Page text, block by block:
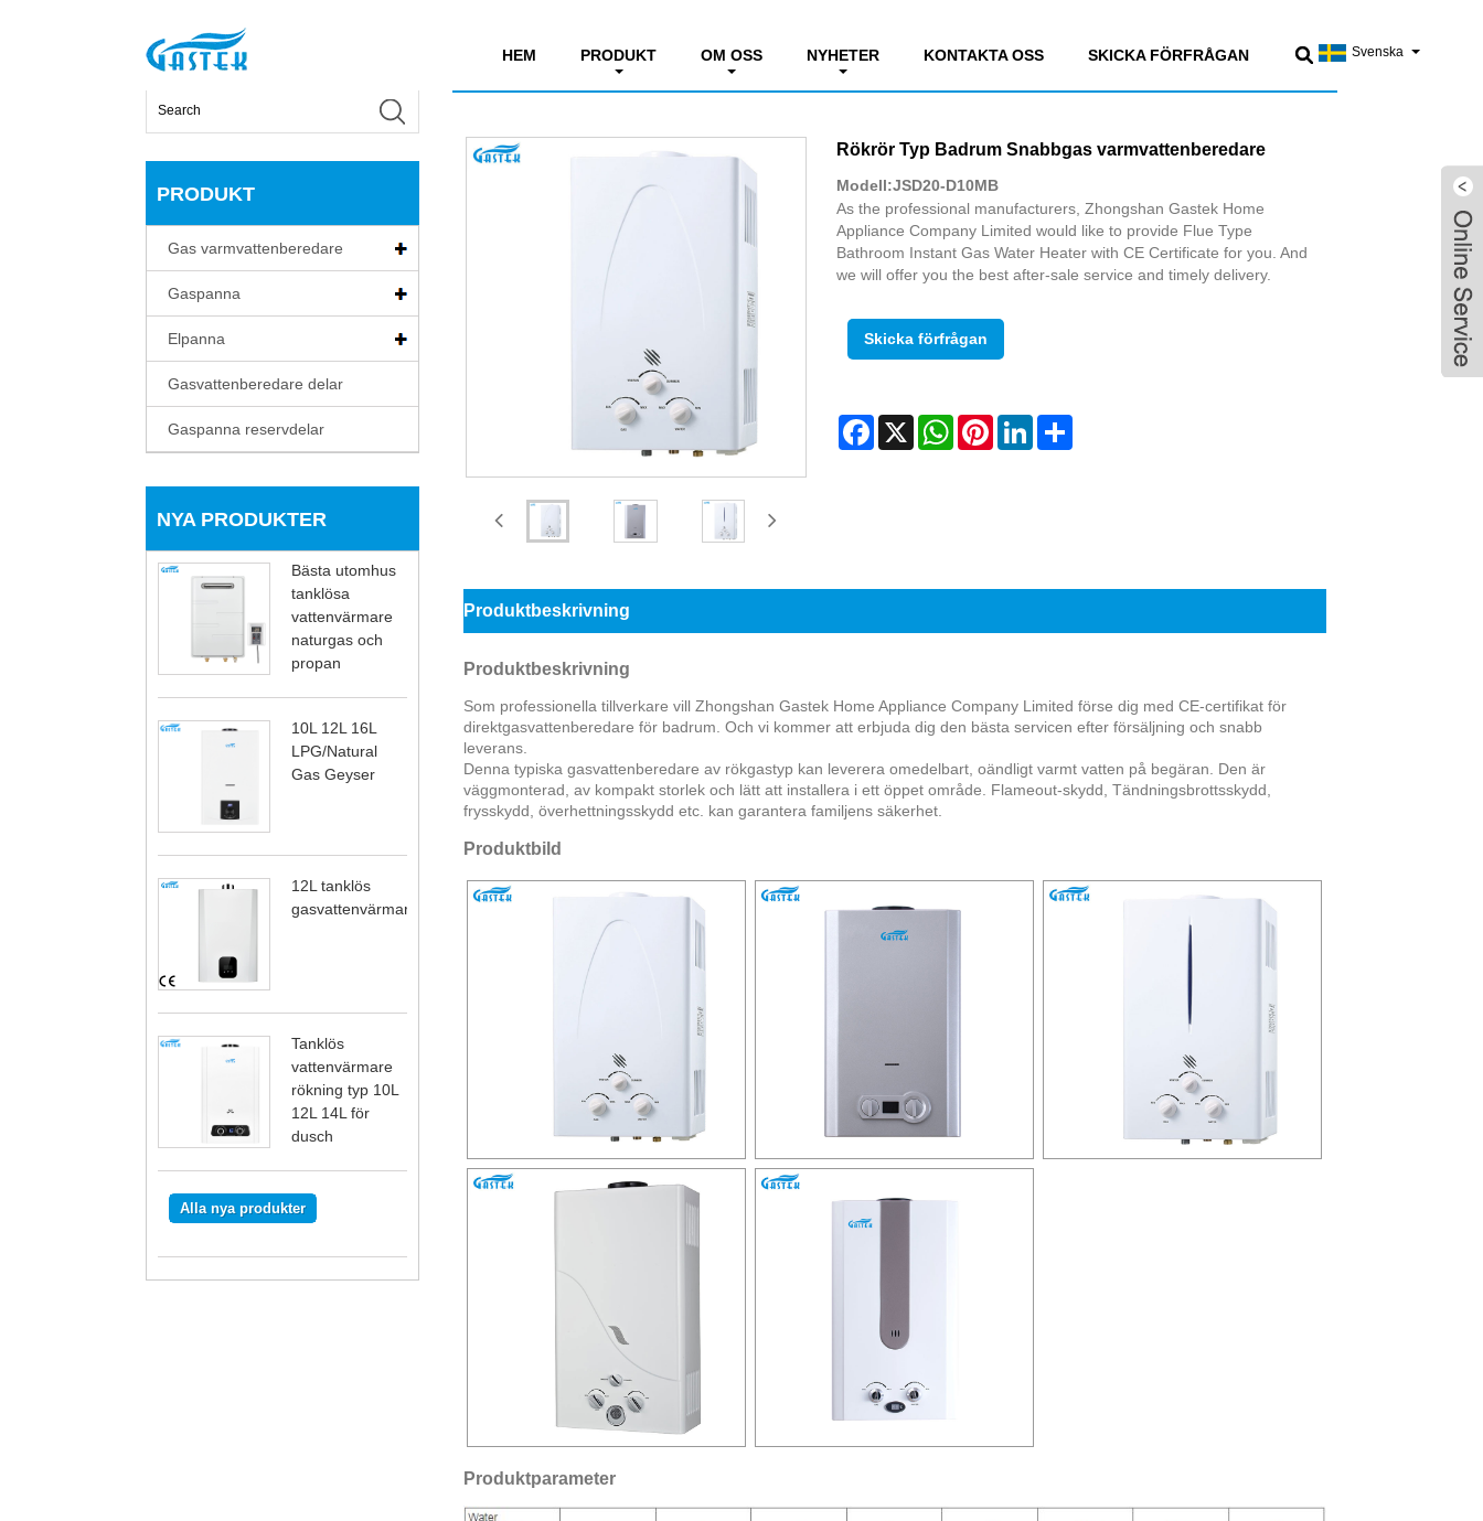
Svenska
HEM PRODUKT OM OSS NYHETER KONTAKTA OSS SKICKA FÖRFRÅGAN
Hem > Produkt
PRODUKT
Gas varmvattenberedare
Gaspanna
Elpanna
Gasvattenberedare delar
Gaspanna reservdelar
NYA PRODUKTER
Bästa utomhus
tanklösa
vattenvärmare
naturgas och
propan
10L 12L 16L
LPG/Natural
Gas Geyser
12L tanklös
gasvattenvärmare
Tanklös
vattenvärmare
rökning typ 10L
12L 14L för
dusch
Alla nya produkter
Rökrör Typ Badrum Snabbgas varmvattenberedare
Modell:JSD20-D10MB
As the professional manufacturers, Zhongshan Gastek Home
Appliance Company Limited would like to provide Flue Type
Bathroom Instant Gas Water Heater with CE Certificate for you. And
we will offer you the best after-sale service and timely delivery.
Skicka förfrågan
Facebook
X WhatsAppPinterestLinkedInShare
Produktbeskrivning
Produktbeskrivning
Som professionella tillverkare vill Zhongshan Gastek Home Appliance Company Limited förse dig med CE-certifikat för
direktgasvattenberedare för badrum. Och vi kommer att erbjuda dig den bästa servicen efter försäljning och snabb
leverans.
Denna typiska gasvattenberedare av rökgastyp kan leverera omedelbart, oändligt varmt vatten på begäran. Den är
väggmonterad, av kompakt storlek och lätt att installera i ett öppet område. Flameout-skydd, Tändningsbrottsskydd,
frysskydd, överhettningsskydd etc. kan garantera familjens säkerhet.
Produktbild
Produktparameter